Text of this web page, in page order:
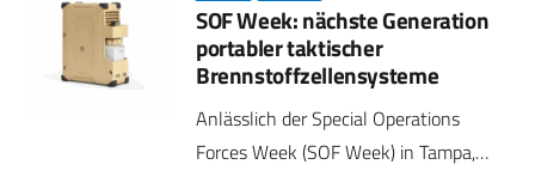
SOF Week: nächste Generation
portabler taktischer
Brennstoffzellensysteme
Anlässlich der Special Operations
Forces Week (SOF Week) in Tampa,…